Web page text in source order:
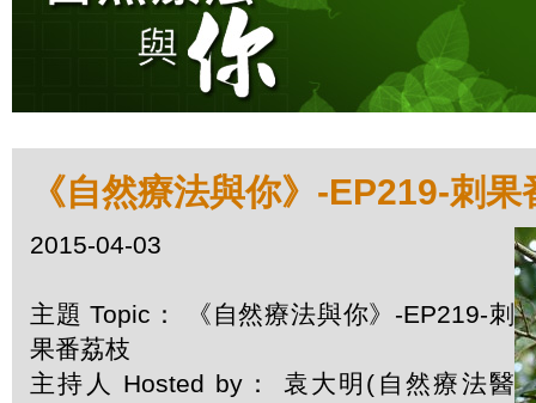
《自然療法與你》-EP219-刺果
2015-04-03
主題 Topic： 《自然療法與你》-EP219-刺
果番荔枝
主持人 Hosted by： 袁大明(自然療法醫